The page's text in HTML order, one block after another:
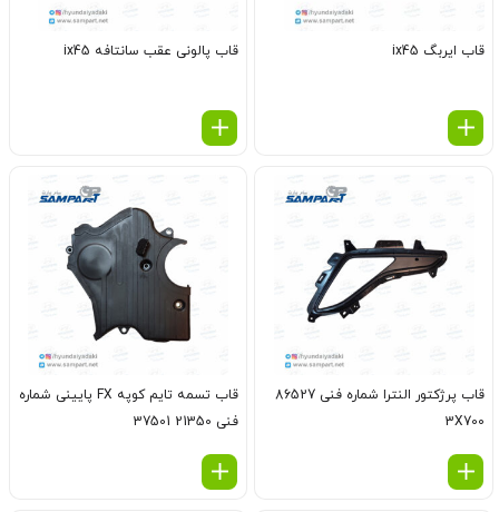
قاب ایربگ ix45 قاب پالونی عقب سانتافه ix45
قاب پرژکتور النترا شماره فنی 86527
3X700
قاب تسمه تایم کوپه FX پایینی شماره
فنی 21350 37501